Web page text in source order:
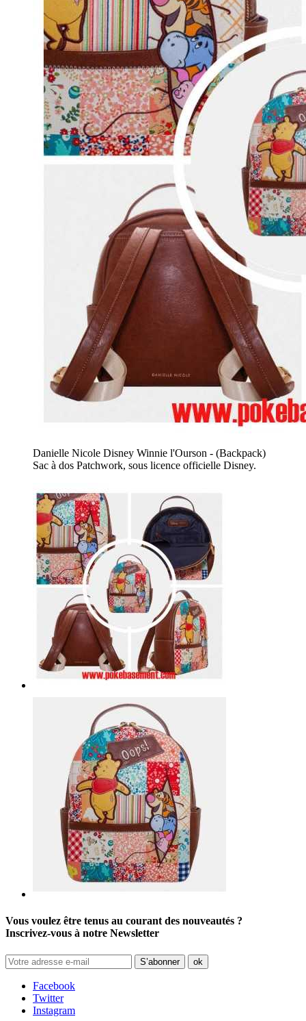
Danielle Nicole Disney Winnie l'Ourson - (Backpack)
Sac à dos Patchwork, sous licence officielle Disney.
Vous voulez être tenus au courant des nouveautés ?
Inscrivez-vous à notre Newsletter
Facebook
Twitter
Instagram